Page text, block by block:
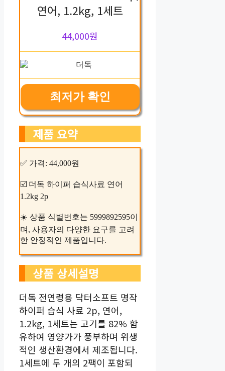
연어, 1.2kg, 1세트
44,000원
최저가 확인
제품 요약
✅ 가격: 44,000원
☑️ 더독 하이퍼 습식사료 연어
1.2kg 2p
☀️ 상품 식별번호는 5999892595이
며, 사용자의 다양한 요구를 고려
한 안정적인 제품입니다.
상품 상세설명
더독 전연령용 닥터소프트 명작
하이퍼 습식 사료 2p, 연어,
1.2kg, 1세트는 고기를 82% 함
유하여 영양가가 풍부하며 위생
적인 생산환경에서 제조됩니다.
1세트에 두 개의 2팩이 포함되